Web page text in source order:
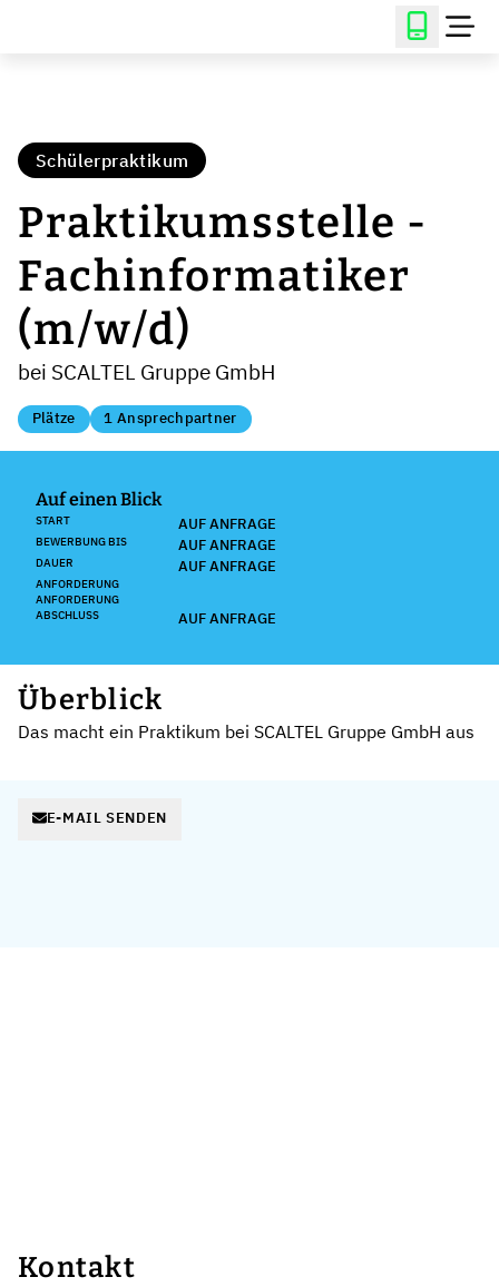
Schülerpraktikum
Praktikumsstelle -
Fachinformatiker
(m/w/d)
bei SCALTEL Gruppe GmbH
Plätze 1 Ansprechpartner
Auf einen Blick
START AUF ANFRAGE
BEWERBUNG BIS AUF ANFRAGE
DAUER AUF ANFRAGE
ANFORDERUNG
ANFORDERUNG
ABSCHLUSS
AUF ANFRAGE
Überblick
Das macht ein Praktikum bei SCALTEL Gruppe GmbH aus
E-MAIL SENDEN
Kontakt